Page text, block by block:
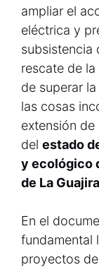
ampliar el
eléctrica y
subsistencia
rescate de
de superar
las cosas
extensión
del estado
y ecológico
de La
En el
fundamental
proyectos